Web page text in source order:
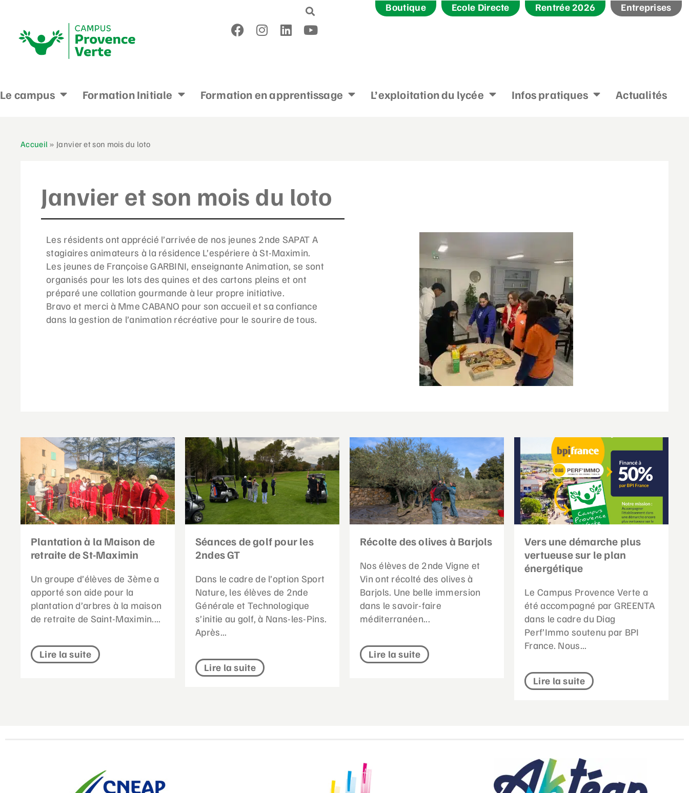
Boutique Ecole Directe Rentrée 2026 Entreprises
Le campus Formation Initiale Formation en apprentissage L’exploitation du lycée Infos pratiques Actualités
Accueil » Janvier et son mois du loto
Janvier et son mois du loto
Les résidents ont apprécié l’arrivée de nos jeunes 2nde SAPAT A
stagiaires animateurs à la résidence L’espériere à St-Maximin.
Les jeunes de Françoise GARBINI, enseignante Animation, se sont
organisés pour les lots des quines et des cartons pleins et ont
préparé une collation gourmande à leur propre initiative.
Bravo et merci à Mme CABANO pour son accueil et sa confiance
dans la gestion de l’animation récréative pour le sourire de tous.
Plantation à la Maison de
retraite de St-Maximin
Un groupe d’élèves de 3ème a
apporté son aide pour la
plantation d’arbres à la maison
de retraite de Saint-Maximin....
Lire la suite
Séances de golf pour les
2ndes GT
Dans le cadre de l’option Sport
Nature, les élèves de 2nde
Générale et Technologique
s’initie au golf, à Nans-les-Pins.
Après...
Lire la suite
Récolte des olives à Barjols
Nos élèves de 2nde Vigne et
Vin ont récolté des olives à
Barjols. Une belle immersion
dans le savoir-faire
méditerranéen...
Lire la suite
Vers une démarche plus
vertueuse sur le plan
énergétique
Le Campus Provence Verte a
été accompagné par GREENTA
dans le cadre du Diag
Perf’Immo soutenu par BPI
France. Nous...
Lire la suite